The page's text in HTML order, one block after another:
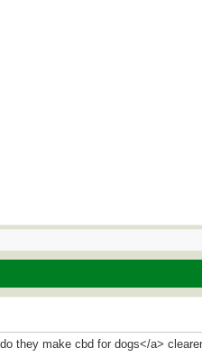
they make cbd for dogs</a>